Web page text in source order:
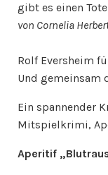
gibt es einen
von Cornelia
Rolf Eversheim
Und gemeinsam
Ein spannender
Mitspielkrimi,
Aperitif